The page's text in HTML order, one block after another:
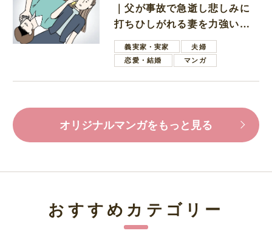
｜父が事故で急逝し悲しみに
打ちひしがれる妻を力強い言
葉で励ます夫
義実家・実家
夫婦
恋愛・結婚
マンガ
オリジナルマンガをもっと見る
おすすめカテゴリー